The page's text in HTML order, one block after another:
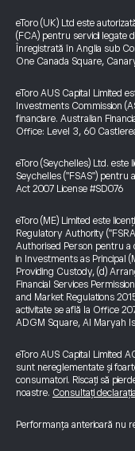
eToro (UK) Ltd este
(FCA) pentru servicii legate
Înregistrată în Anglia sub
One Canada Square,
eToro AUS Capital Limited
Investments Commission
financiare. Australian
Office: Level 3, 60
eToro (Seychelles) Ltd. este
Seychelles ("FSAS") pentru
Act 2007 License #SD076
eToro (ME) Limited este
Regulatory Authority
Authorised Person pentru a
in Investments as Principal
Providing Custody, (d)
Financial Services
and Market Regulations
activitate se află la Office
ADGM Square, Al Maryah
eToro AUS Capital Limited
sunt nereglementate și
consumatori. Riscați să
noastre. Consultați
Performanța anterioară nu